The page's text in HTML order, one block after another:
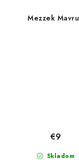
Mezzek
Skladom
€9